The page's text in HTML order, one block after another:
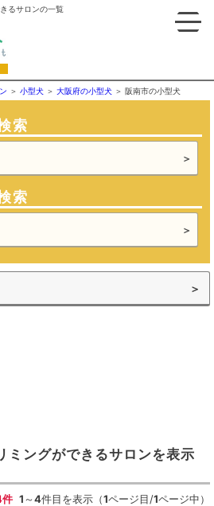
るサロンの一覧
小型犬 大阪府の小型犬 阪南市の小型犬
索
索
ミングができるサロンを表示
件 1～4件目を表示（1ページ目/1ページ中）